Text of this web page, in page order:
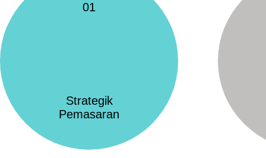
01
Strategik
Pemasaran